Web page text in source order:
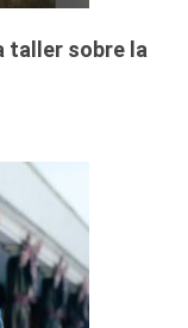
taller sobre la